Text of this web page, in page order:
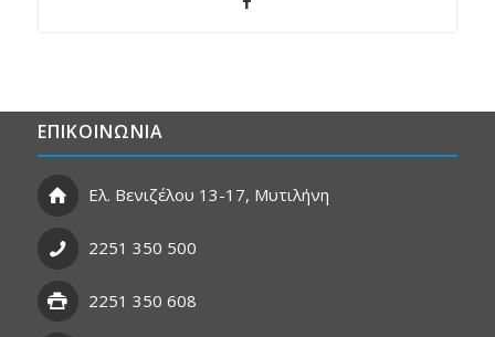
ΕΠΙΚΟΙΝΩΝΙΑ
Ελ. Βενιζέλου 13-17, Μυτιλήνη
2251 350 500
2251 350 608